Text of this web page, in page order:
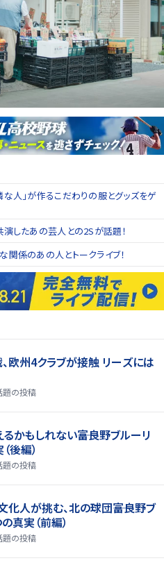
な人」が作るこだわりの服とグッズをゲ
演したあの芸人との2Sが話題！
関係のあの人とトークライブ！
欧州4クラブが接触 リーズには
題の投稿
かもしれない――富良野ブルーリ
後編）
題の投稿
化人が挑む、北の球団――富良野ブ
真実（前編）
題の投稿